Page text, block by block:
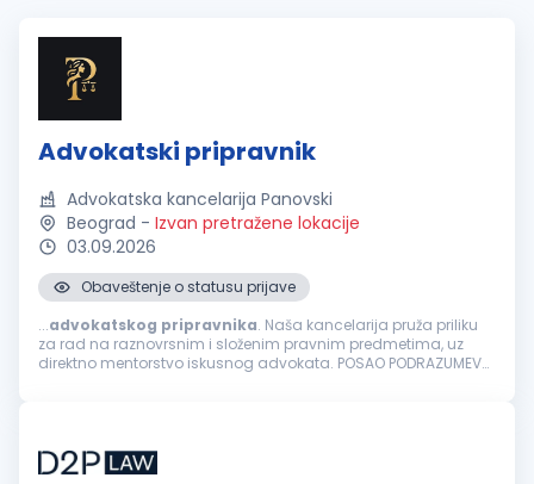
Advokatski pripravnik
Advokatska kancelarija Panovski
Beograd - Izvan pretražene lokacije
03.09.2026
Obaveštenje o statusu prijave
...advokatskog pripravnika. Naša kancelarija pruža priliku
za rad na raznovrsnim i složenim pravnim predmetima, uz
direktno mentorstvo iskusnog advokata. POSAO PODRAZUMEVA: